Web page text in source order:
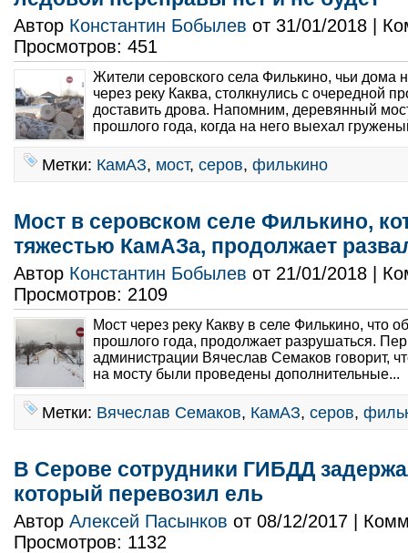
Автор Константин Бобылев от 31/01/2018 |
Просмотров: 451
Жители серовского села Филькино, чьи дома
через реку Каква, столкнулись с очередной
доставить дрова. Напомним, деревянный
прошлого года, когда на него выехал
Метки: КамАЗ, мост, серов, филькино
Мост в серовском селе Филькино,
тяжестью КамАЗа, продолжает
Автор Константин Бобылев от 21/01/2018 |
Просмотров: 2109
Мост через реку Какву в селе Филькино, что
прошлого года, продолжает разрушаться.
администрации Вячеслав Семаков говорит,
на мосту были проведены дополнительные...
Метки: Вячеслав Семаков, КамАЗ, серов,
В Серове сотрудники ГИБДД
который перевозил ель
Автор Алексей Пасынков от 08/12/2017 |
Просмотров: 1132